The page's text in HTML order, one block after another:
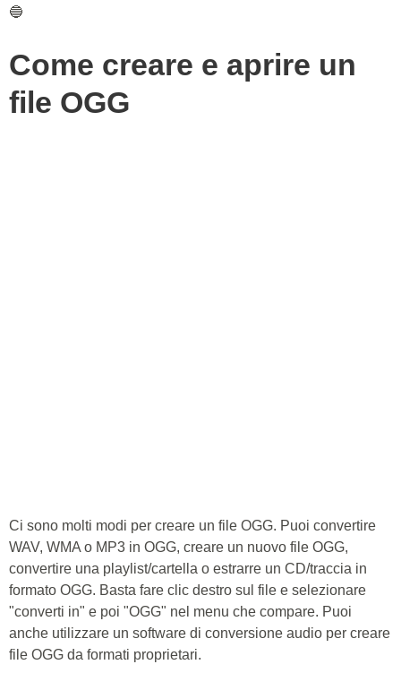
🔵
Come creare e aprire un
file OGG
Ci sono molti modi per creare un file OGG. Puoi convertire
WAV, WMA o MP3 in OGG, creare un nuovo file OGG,
convertire una playlist/cartella o estrarre un CD/traccia in
formato OGG. Basta fare clic destro sul file e selezionare
"converti in" e poi "OGG" nel menu che compare. Puoi
anche utilizzare un software di conversione audio per creare
file OGG da formati proprietari.